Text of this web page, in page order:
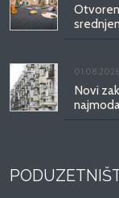
Novi